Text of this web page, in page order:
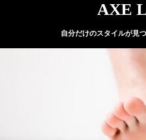
AXE
自分だけのスタイルが見